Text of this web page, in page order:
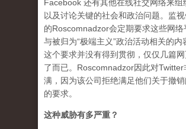
Facebook 还有其他在线社交网络来组
以及讨论关键的社会和政治问题。监
的Roscomnadzor会定期要求这些网络
与被归为“极端主义”政治活动相关的内
这个要求并没有得到贯彻，仅仅几篇
了而已。Roscomnadzor因此对Twitter
满，因为该公司拒绝满足他们关于撤
的要求。
这种威胁有多严重？